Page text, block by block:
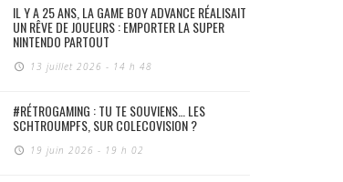
IL Y A 25 ANS, LA GAME BOY ADVANCE RÉALISAIT
UN RÊVE DE JOUEURS : EMPORTER LA SUPER
NINTENDO PARTOUT
13 juillet 2026 - 14 h 48
#RÉTROGAMING : TU TE SOUVIENS… LES
SCHTROUMPFS, SUR COLECOVISION ?
19 juin 2026 - 19 h 02